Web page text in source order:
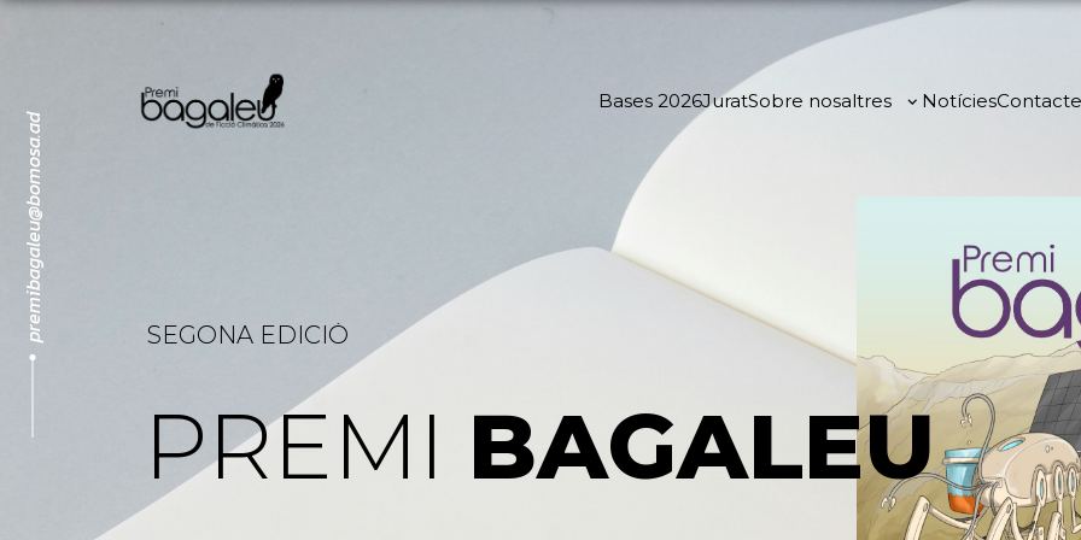
Bases 2026JuratSobre nosaltres Notícies
premibagaleu@bomosa.ad SEGONA EDICIÓ
PREMI BAGALEU